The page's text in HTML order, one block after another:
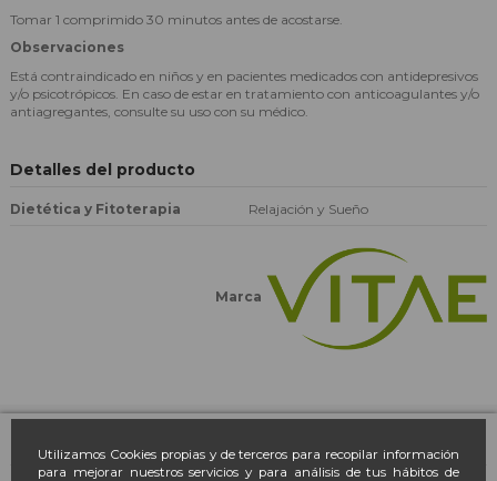
Utilizamos Cookies propias y de terceros para recopilar información
para mejorar nuestros servicios y para análisis de tus hábitos de
Tomar 1 comprimido 30 minutos antes de acostarse.
Observaciones
Está contraindicado en niños y en pacientes medicados con antidepresivos
y/o psicotrópicos. En caso de estar en tratamiento con anticoagulantes y/o
antiagregantes, consulte su uso con su médico.
Detalles del producto
Dietética y Fitoterapia Relajación y Sueño
Marca
Farmacia March